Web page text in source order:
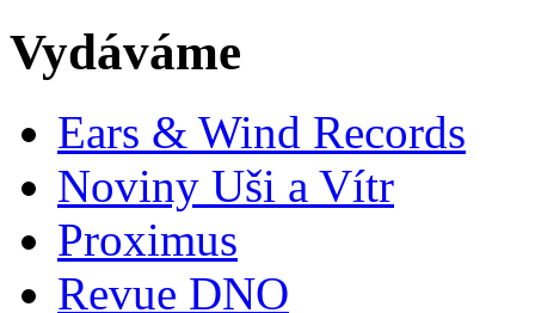
Vydáváme
Ears & Wind Records
Noviny Uši a Vítr
Proximus
Revue DNO